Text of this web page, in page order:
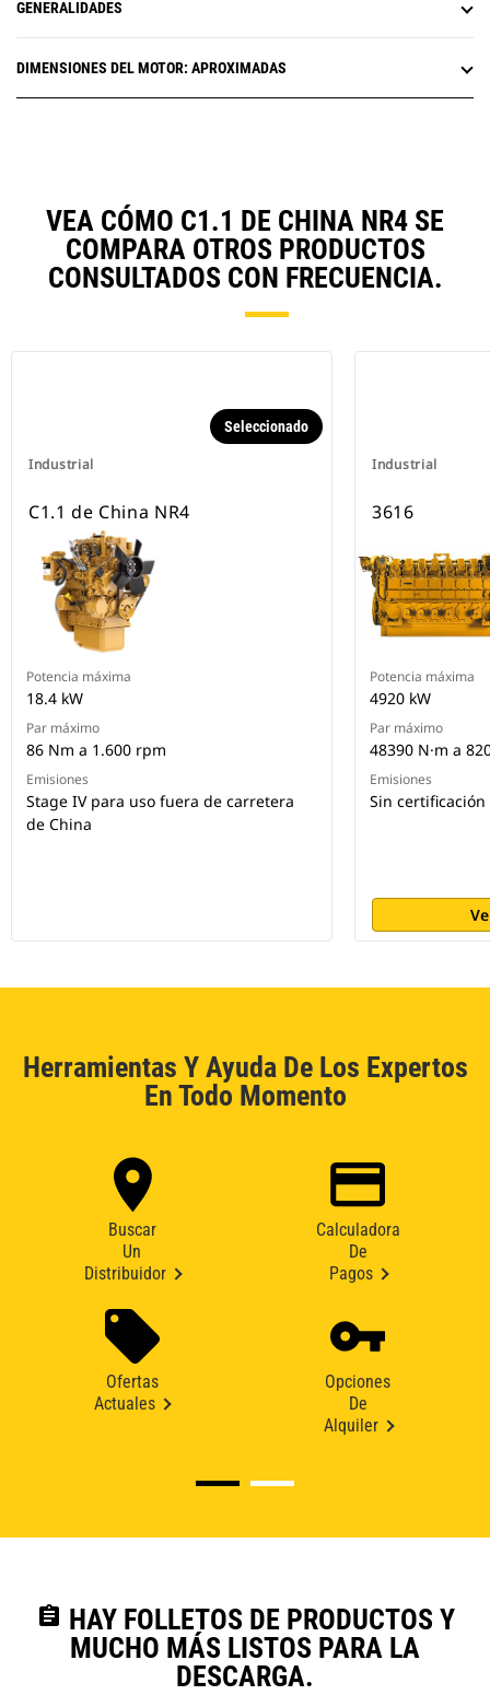
GENERALIDADES
DIMENSIONES DEL MOTOR: APROXIMADAS
VEA CÓMO C1.1 DE CHINA NR4 SE
COMPARA OTROS PRODUCTOS
CONSULTADOS CON FRECUENCIA.
Industrial
Seleccionado
C1.1 de China NR4
Potencia máxima
18.4 kW
Par máximo
86 Nm a 1.600 rpm
Emisiones
Stage IV para uso fuera de carretera
de China
Industrial
3616
Potencia máxima
4920 kW
Par máximo
48390 N·m a
Emisiones
Sin certificación
Herramientas Y Ayuda De Los Expertos
En Todo Momento
Buscar
Un
Distribuidor
Calculadora
De
Pagos
Ofertas
Actuales
Opciones
De
Alquiler
assignment HAY FOLLETOS DE PRODUCTOS Y
MUCHO MÁS LISTOS PARA LA
DESCARGA.